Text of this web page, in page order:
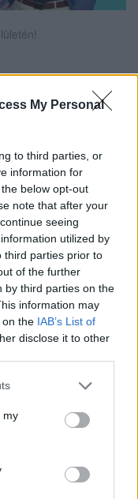
My Personal
to third parties, or
information for
below opt-out
note that after your
seeing
utilized by
third parties prior to
of the further
by third parties on the
information may
on the IAB’s List of
disclose it to other
or more Google
You may click to
third-party tags to
in below Google
my
elsők között
hírekről a